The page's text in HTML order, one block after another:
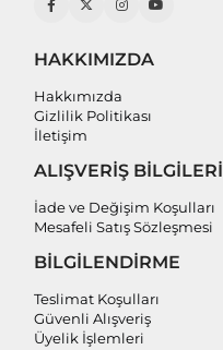
HAKKIMIZDA
Hakkımızda
Gizlilik Politikası
İletişim
ALIŞVERİŞ BİLGİLERİ
İade ve Değişim Koşulları
Mesafeli Satış Sözleşmesi
BİLGİLENDİRME
Teslimat Koşulları
Güvenli Alışveriş
Üyelik İşlemleri